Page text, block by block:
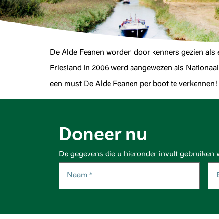
De Alde Feanen worden door kenners gezien
Friesland in 2006 werd aangewezen als
een must De Alde Feanen per boot te verkennen!
Doneer nu
De gegevens die u hieronder invult